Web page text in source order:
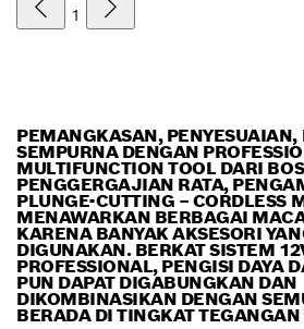
1
PEMANGKASAN,
SEMPURNA DENGAN
MULTIFUNCTION TOOL DARI
PENGGERGAJIAN RATA,
PLUNGE-CUTTING – CORDLESS
MENAWARKAN BERBAGAI
KARENA BANYAK AKSESORI
DIGUNAKAN. BERKAT SISTEM
PROFESSIONAL, PENGISI DAYA
PUN DAPAT DIGABUNGKAN DAN
DIKOMBINASIKAN DENGAN
BERADA DI TINGKAT